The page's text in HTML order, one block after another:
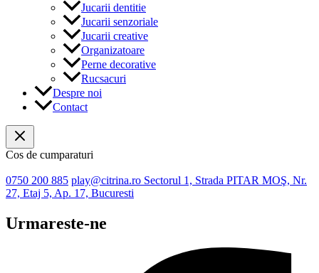
Jucarii dentitie
Jucarii senzoriale
Jucarii creative
Organizatoare
Perne decorative
Rucsacuri
Despre noi
Contact
Cos de cumparaturi
0750 200 885 play@citrina.ro Sectorul 1, Strada PITAR MOŞ, Nr.
27, Etaj 5, Ap. 17, Bucuresti
Urmareste-ne